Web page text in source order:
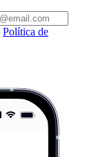
Política de